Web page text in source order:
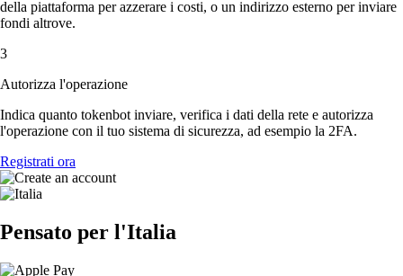
della piattaforma per azzerare i costi, o un indirizzo esterno per inviare
fondi altrove.
3
Autorizza l'operazione
Indica quanto tokenbot inviare, verifica i dati della rete e autorizza
l'operazione con il tuo sistema di sicurezza, ad esempio la 2FA.
Registrati ora
Pensato per l'Italia